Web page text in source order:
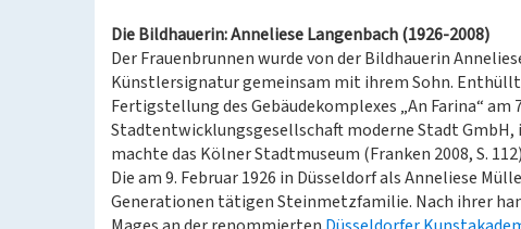
Die Bildhauerin: Anneliese Langenbach (1926-2008)
Der Frauenbrunnen wurde von der Bildhauerin
Künstlersignatur gemeinsam mit ihrem Sohn. Enthüllt
Fertigstellung des Gebäudekomplexes „An Farina“ am
Stadtentwicklungsgesellschaft moderne Stadt
machte das Kölner Stadtmuseum (Franken 2008, S.
Die am 9. Februar 1926 in Düsseldorf als Anneliese
Generationen tätigen Steinmetzfamilie. Nach ihrer